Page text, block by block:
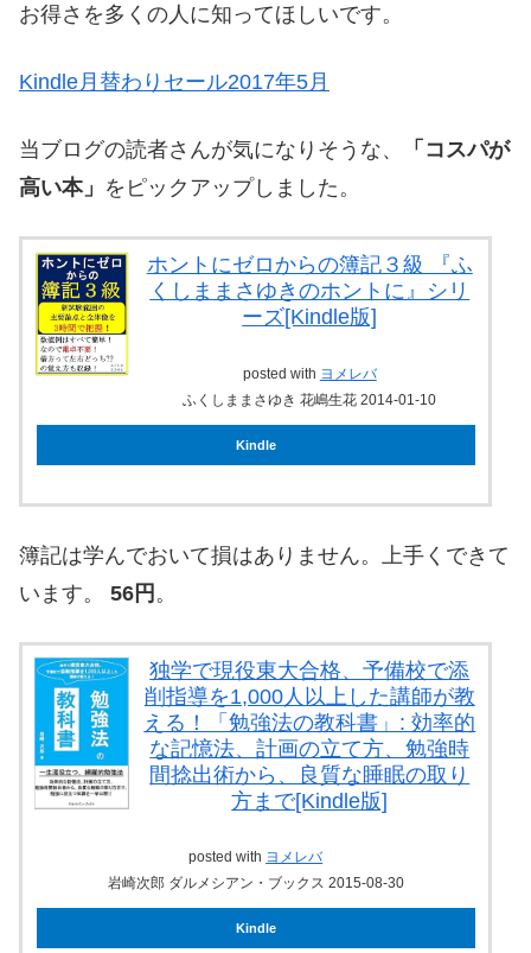
お得さを多くの人に知ってほしいです。
Kindle月替わりセール2017年5月
当ブログの読者さんが気になりそうな、
「コスパが
高い本」 をピックアップしました。
ホントにゼロからの簿記３級 『ふ
くしままさゆきのホントに』シリ
ーズ[Kindle版]
posted with ヨメレバ
ふくしままさゆき 花嶋生花 2014-01-10
Kindle
簿記は学んでおいて損はありません。上手くできて
います。 56円 。
独学で現役東大合格、予備校で添
削指導を1,000人以上した講師が教
える！「勉強法の教科書」: 効率的
な記憶法、計画の立て方、勉強時
間捻出術から、良質な睡眠の取り
方まで[Kindle版]
posted with ヨメレバ
岩崎次郎 ダルメシアン・ブックス 2015-08-30
Kindle